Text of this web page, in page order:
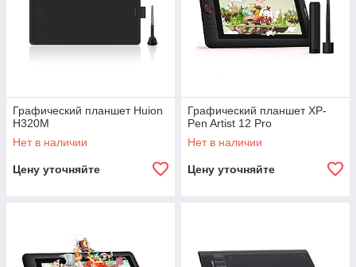
Графический планшет Huion
H320M
Нет в наличии
Цену уточняйте
Графический планшет XP-
Pen Artist 12 Pro
Нет в наличии
Цену уточняйте